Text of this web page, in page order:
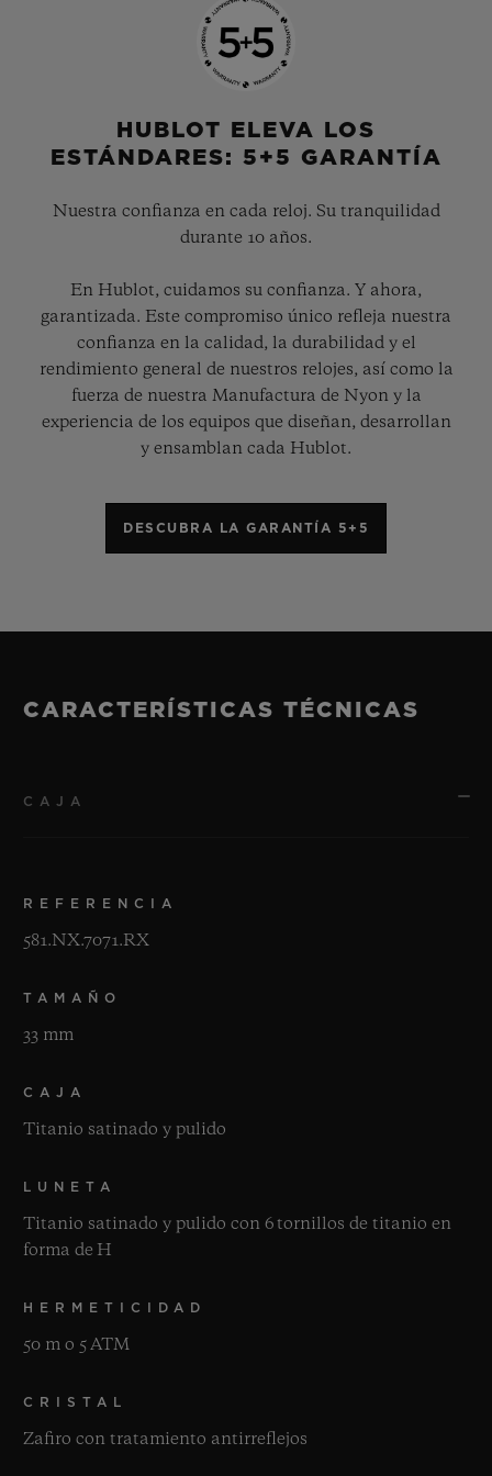
HUBLOT ELEVA LOS
ESTÁNDARES: 5+5 GARANTÍA
Nuestra confianza en cada reloj. Su tranquilidad
durante 10 años.
En Hublot, cuidamos su confianza. Y ahora,
garantizada. Este compromiso único refleja nuestra
confianza en la calidad, la durabilidad y el
rendimiento general de nuestros relojes, así como la
fuerza de nuestra Manufactura de Nyon y la
experiencia de los equipos que diseñan, desarrollan
y ensamblan cada Hublot.
DESCUBRA LA GARANTÍA 5+5
CARACTERÍSTICAS TÉCNICAS
CAJA
REFERENCIA
581.NX.7071.RX
TAMAÑO
33 mm
CAJA
Titanio satinado y pulido
LUNETA
Titanio satinado y pulido con 6 tornillos de titanio en
forma de H
HERMETICIDAD
50 m o 5 ATM
CRISTAL
Zafiro con tratamiento antirreflejos